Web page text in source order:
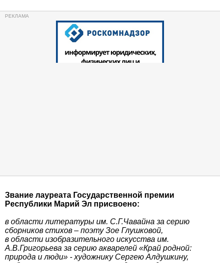
Звание лауреата Государственной премии
Республики Марий Эл присвоено:
в области литературы им. С.Г.Чавайна за серию
сборников стихов – поэту Зое Глушковой,
в области изобразительного искусства им.
А.В.Григорьева за серию акварелей «Край родной:
природа и люди» - художнику Сергею Алдушкину,